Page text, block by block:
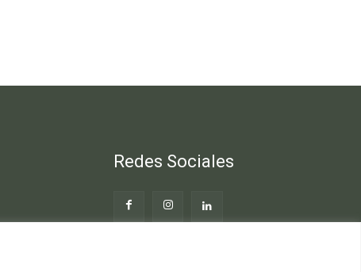
Redes Sociales